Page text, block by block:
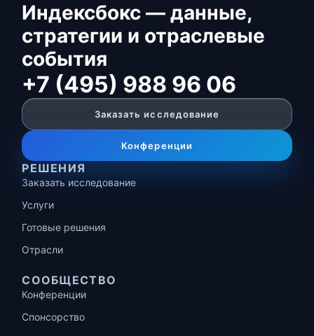
Индексбокс — данные,
стратегии и отраслевые
события
+7 (495) 988 96 06
Заказать исследование
Конференции
РЕШЕНИЯ
Заказать исследование
Услуги
Готовые решения
Отрасли
СООБЩЕСТВО
Конференции
Спонсорство